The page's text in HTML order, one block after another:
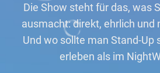
Die Show steht für das, was
ausmacht: direkt, ehrlich und
Und wo sollte man Stand-Up
erleben als im